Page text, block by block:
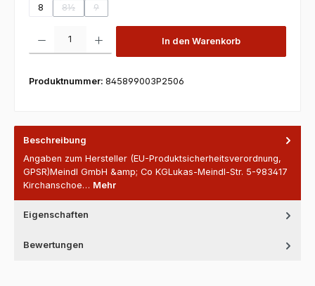
8
8½
(Diese Option ist zurzeit nicht verfügbar.)
9
(Diese Option ist zurzeit nicht verfügbar.)
Produkt Anzahl: Gib den gewünschten Wert ein oder benutze die
In den Warenkorb
Produktnummer: 845899003P2506
Beschreibung
Angaben zum Hersteller (EU-Produktsicherheitsverordnung,
GPSR)Meindl GmbH &amp; Co KGLukas-Meindl-Str. 5-983417
Kirchanschoe… Mehr
Eigenschaften
Bewertungen